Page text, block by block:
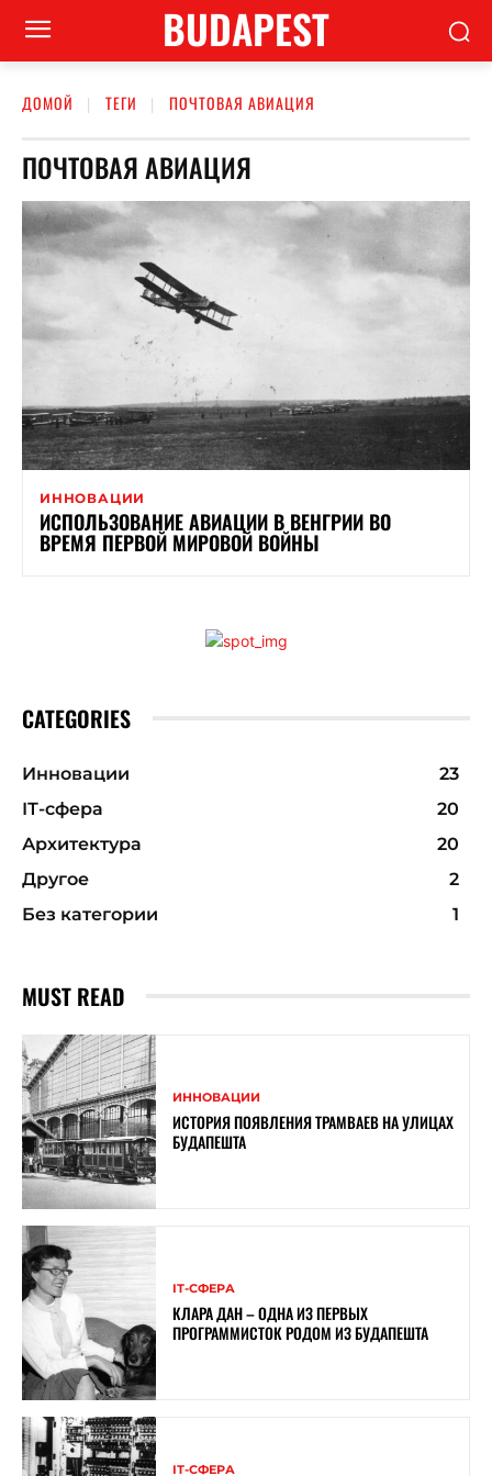
BUDAPEST
ДОМОЙ ТЕГИ ПОЧТОВАЯ АВИАЦИЯ
ПОЧТОВАЯ АВИАЦИЯ
ИННОВАЦИИ
ИСПОЛЬЗОВАНИЕ АВИАЦИИ В ВЕНГРИИ ВО
ВРЕМЯ ПЕРВОЙ МИРОВОЙ ВОЙНЫ
CATEGORIES
Инновации
23
ІТ-сфера
20
Архитектура
20
Другое
2
Без категории
1
MUST READ
ИННОВАЦИИ
ИСТОРИЯ ПОЯВЛЕНИЯ ТРАМВАЕВ НА УЛИЦАХ
БУДАПЕШТА
ІТ-СФЕРА
КЛАРА ДАН – ОДНА ИЗ ПЕРВЫХ
ПРОГРАММИСТОК РОДОМ ИЗ БУДАПЕШТА
ІТ-СФЕРА